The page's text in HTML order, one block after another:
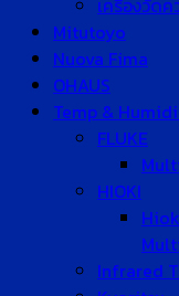
เครื่องวัด
Mitutoyo
Nuova Fima
OHAUS
Temp &
FLUKE
HIOKI
Infrared